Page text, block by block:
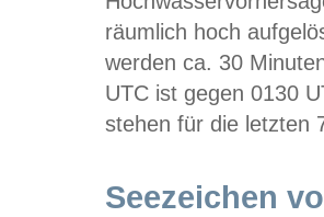
räumlich hoch
werden ca. 30
UTC ist gegen 0130
stehen für die letzten
Seezeichen